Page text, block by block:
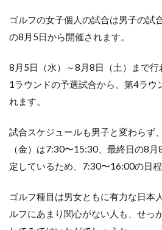
ゴルフの女子個人の試合は男子の試
の8月5日から開催されます。
8月5日（水）～8月8日（土）まで
1ラウンドの予選試合から、第4ラウ
れます。
試合スケジュールも男子と変わらず
（金）は7:30〜15:30、最終日の8
定しているため、7:30〜16:00の日程
ゴルフ種目は男女ともに有力な日本
ルフにあまり関心がない人も、せっ